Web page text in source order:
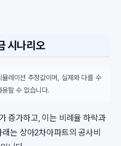
시나리오
레이션 추정값이며, 실제와 다를 수
할 수 없습니다.
증가하고, 이는 비례율 하락과
는 상아2차아파트의 공사비